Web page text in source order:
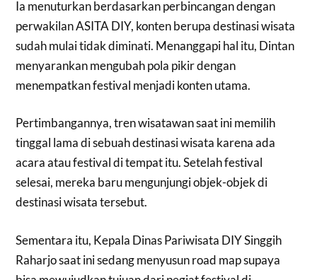
Ia menuturkan berdasarkan perbincangan dengan
perwakilan ASITA DIY, konten berupa destinasi wisata
sudah mulai tidak diminati. Menanggapi hal itu, Dintan
menyarankan mengubah pola pikir dengan
menempatkan festival menjadi konten utama.
Pertimbangannya, tren wisatawan saat ini memilih
tinggal lama di sebuah destinasi wisata karena ada
acara atau festival di tempat itu. Setelah festival
selesai, mereka baru mengunjungi objek-objek di
destinasi wisata tersebut.
Sementara itu, Kepala Dinas Pariwisata DIY Singgih
Raharjo saat ini sedang menyusun road map supaya